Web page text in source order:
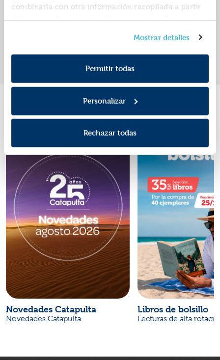
combinarla con otra información recopilada a partir
del uso que hayas hecho de sus servicios. Recuerda
consentimiento en cualquier momento. Para más
información consulta laPolítica de Cookiesy la
Política de Privacidad.
Mostrar detalles
Permitir todas
Personalizar
Rechazar todas
Autor:Los Editores De
« 1 »
Promociones
Novedades Catapulta
Novedades Catapulta
Libros de bolsillo
Lecturas de alta